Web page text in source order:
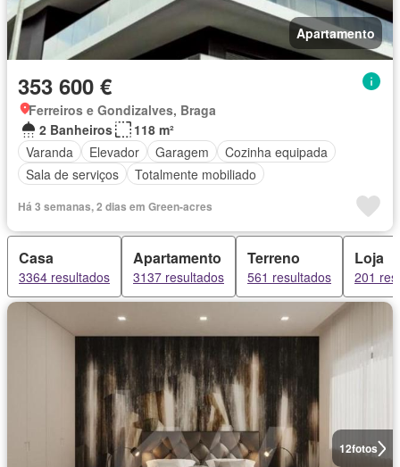
Apartamento
353 600 €
Ferreiros e Gondizalves, Braga
2 Banheiros
118 m²
Varanda
Elevador Garagem
Cozinha equipada
Sala de serviços
Totalmente mobiliado
Há 3 semanas, 2 dias em Green-acres
Casa
3364 resultados
Apartamento
3137 resultados
Terreno
561 resultados
Loja
201
12fotos